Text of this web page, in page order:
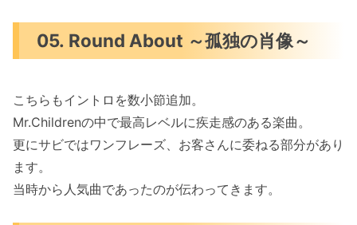
05. Round About ～孤独の肖像～
こちらもイントロを数小節追加。
Mr.Childrenの中で最高レベルに疾走感のある楽曲。
更にサビではワンフレーズ、お客さんに委ねる部分があり
ます。
当時から人気曲であったのが伝わってきます。